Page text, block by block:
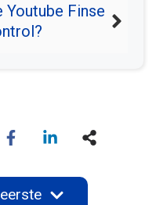
Youtube Finse